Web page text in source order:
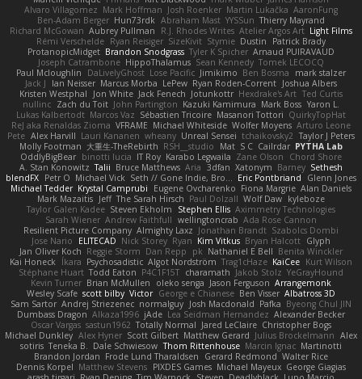
Alvaro Villagomez Mark Hoffman Josh Roenker Martin Lukačka AaronFung
Ben-Adam Berger Hun73rdk Abraham Mast YYSSun Thierry Mayrand
Richard McGowan Aubrey Pullman R.J. Rhodes Writes Atelier Argos Art Light Films
Rémi Verschelde Ryan Reisiger SizeKivit Stymie Dustin
Patrick Brady
ProtanopicMidget Brandon Snodgrass Tyler K Spicher Arnaud PUIRAVAUD
Joseph Catrambone HippoThalamus Sean Kennedy Tomek LECOCQ
Paul Mcloughlin
DaLivelyGhost Lose Pacific Jimikimo Ben Bosma
mark stalzer
Jack J
Ian Neisser Marcus Morba LePew Ryan Roden-Corrent Joshua Albers
Kristen Westphal
Jon White Jack Fenech Jotunkottr Hexdrake's Art Ted Curtis
nullinc Zach du Toit John Partington Kazuki Kamimura Mark Boss Yaron L.
Lukas Kalbertodt Marcos Vaz Sébastien Tricoire Masanori Tottori QuirkyTopHat
ReJ aka Renaldas Zioma VFRAME Michael Whiteside Wolfer Moyens Arturo Leone
Pete Alex Harvill Lauri Kananen wheany Unreal Sensei tchaikovsky2 Taylor J Peters
Molly Footman 大重生-TheRebirth RSH__studio Mat S C Cailrdar PYTHA Lab
OddlyBigBear binotti lucia IT Roy Karabo Legwaila Zane Olson
Chord Shore
A. Stan Konowitz Talii Bruce Matthews Aria 3dfan Xatonym Barney Sethesh
blendFX Petr O Michael Vick Seth // Gone Indie, Bro... Eric Pontbriand
Glenn Jones
Michael Tedder Krystal Camprubi Eugene Ovcharenko Fiona Margrie Alan Daniels
Mark Mazaitis Jeff The Sarah Hirsch Paul Dolzall Wolf Daw kyleboze
Taylor Galen Kadee Steven Ekholm Stephen Ellis Aximmetry Technologies
Sarah Wiener Andrew Faithfull wellingtoncrab Ada Rose Cannon
Resilient Picture Company Almighty Laxz Jonathan Brandt Szabolcs Dombi
Jose Nario
ELITECAD Nick Storey Ryan Kim Vitkus Bryan Halcott Glyph
Jan Oliver Koch Reggie Storm Dan Repp pk Nathaniel E Bell Benita Winckler
Kai Honeck Íkara Psychosadistic Algot Nordström Trag1cHaze KaiCee Kurt Wilson
Stéphane Huart Todd Eaton P4C1F15T charamath Jakob Stolz YeGrayHound
Kevin Turner Brian McMullen oleko senga Jason Ferguson Arrangemonk
Wesley Scafe scott bilby Victor George e Chianese Ben Visser Albatross 3D
Sam Sartor Andrej Striezenec normalguy Josh Macdonald Pafka Byeong Chul JIN
Dumbass Dragon Alkaza1996 jAde Lea Seidman Hernandez Alexander Becker
Oscar Vargas sastun1962 Totally Normal Jared LeClaire Christopher Bogs
Michael Dunkley Alex Hyner Scott Gilbert Matthew Gerard Julius Brockelmann Alex
sotiris Teneka B. Dale Schwiesow Thom Rittenhouse Marcin Ignac Martinotti
Brandon Jordan Frode Lund Tharaldsen Gerard Redmond Walter Rice
Dennis Korpel Matthew Stevens PIXDES Games Michael Mayeux George Giagias